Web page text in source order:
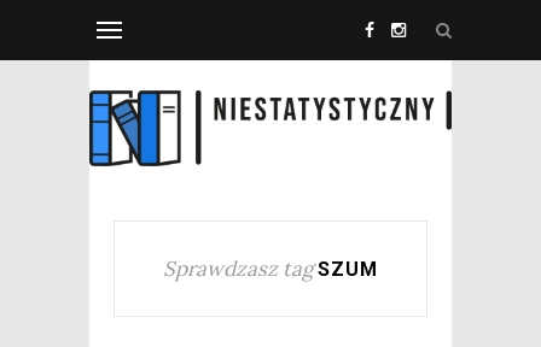
Sprawdzasz tag SZUM